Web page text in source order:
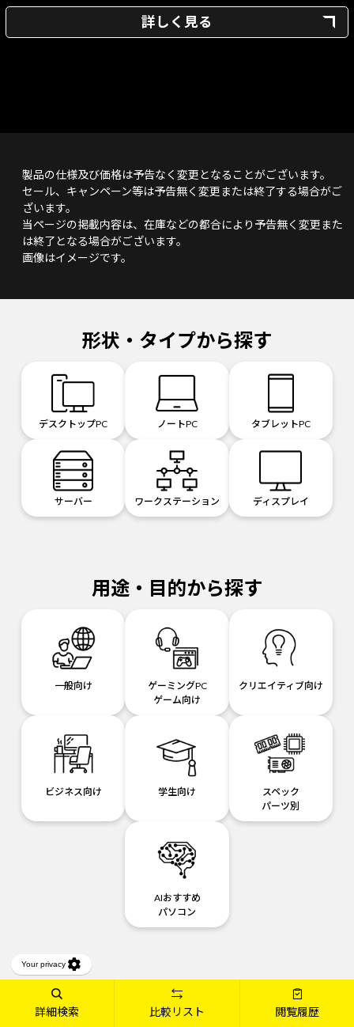
詳しく見る
製品の仕様及び価格は予告なく変更となることがございます。
セール、キャンペーン等は予告無く変更または終了する場合がご
ざいます。
当ページの掲載内容は、在庫などの都合により予告無く変更また
は終了となる場合がございます。
画像はイメージです。
形状・タイプから探す
デスクトップPC ノートPC タブレットPC
サーバー ワークステーション ディスプレイ
用途・目的から探す
一般向け
ゲーミングPC
ゲーム向け
クリエイティブ向け
ビジネス向け 学生向け
スペック
パーツ別
AIおすすめ
パソコン
ブランドから探す
詳細検索 比較リスト 閲覧履歴